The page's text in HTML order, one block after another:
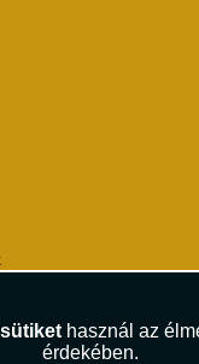
sütikethasznál az
érdekében.
Feltételek